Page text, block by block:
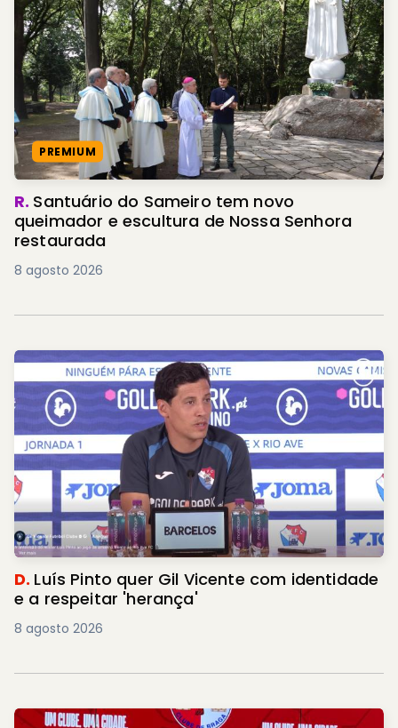
PREMIUM
R. Santuário do Sameiro tem novo
queimador e escultura de Nossa Senhora
restaurada
8 agosto 2026
D. Luís Pinto quer Gil Vicente com identidade
e a respeitar 'herança'
8 agosto 2026